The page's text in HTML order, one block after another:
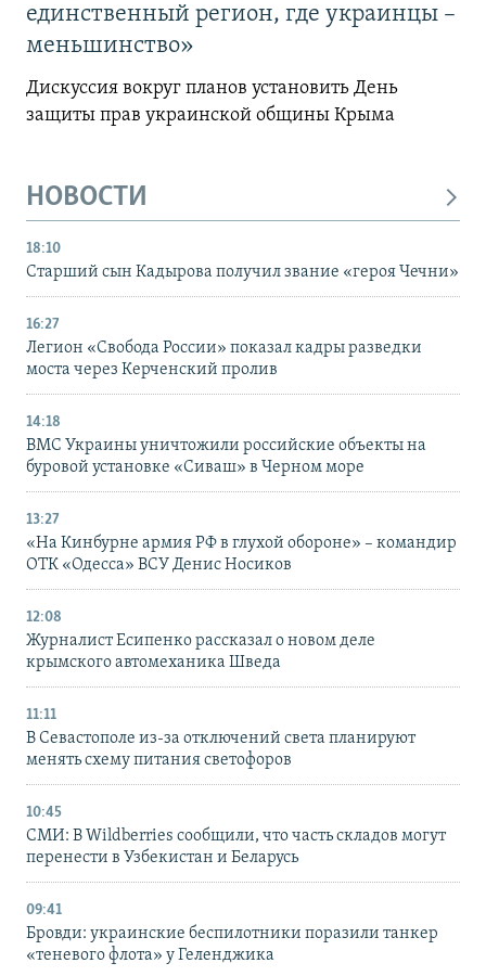
единственный регион, где украинцы –
меньшинство»
Дискуссия вокруг планов установить День
защиты прав украинской общины Крыма
НОВОСТИ
18:10
Старший сын Кадырова получил звание «героя Чечни»
16:27
Легион «Свобода России» показал кадры разведки
моста через Керченский пролив
14:18
ВМС Украины уничтожили российские объекты на
буровой установке «Сиваш» в Черном море
13:27
«На Кинбурне армия РФ в глухой обороне» – командир
ОТК «Одесса» ВСУ Денис Носиков
12:08
Журналист Есипенко рассказал о новом деле
крымского автомеханика Шведа
11:11
В Севастополе из-за отключений света планируют
менять схему питания светофоров
10:45
СМИ: В Wildberries сообщили, что часть складов могут
перенести в Узбекистан и Беларусь
09:41
Бровди: украинские беспилотники поразили танкер
«теневого флота» у Геленджика